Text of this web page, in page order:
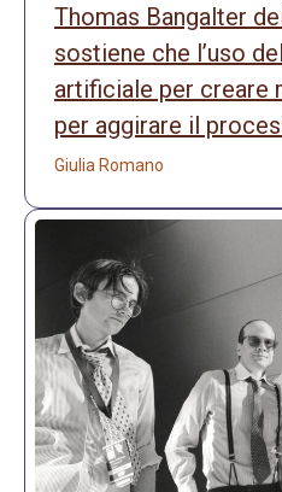
Thomas Bangalter
sostiene che l’uso
artificiale per creare
per aggirare il
Giulia Romano